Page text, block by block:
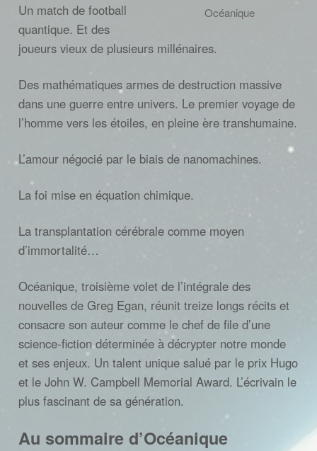
Océanique
Un match de football
quantique. Et des
joueurs vieux de plusieurs millénaires.
Des mathématiques armes de destruction massive
dans une guerre entre univers. Le premier voyage de
l’homme vers les étoiles, en pleine ère transhumaine.
L’amour négocié par le biais de nanomachines.
La foi mise en équation chimique.
La transplantation cérébrale comme moyen
d’immortalité…
Océanique, troisième volet de l’intégrale des
nouvelles de Greg Egan, réunit treize longs récits et
consacre son auteur comme le chef de file d’une
science-fiction déterminée à décrypter notre monde
et ses enjeux. Un talent unique salué par le prix Hugo
et le John W. Campbell Memorial Award. L’écrivain le
plus fascinant de sa génération.
Au sommaire d’Océanique